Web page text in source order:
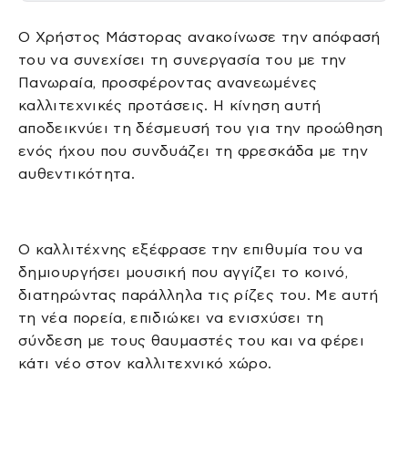
Ο Χρήστος Μάστορας ανακοίνωσε την απόφασή
του να συνεχίσει τη συνεργασία του με την
Πανωραία, προσφέροντας ανανεωμένες
καλλιτεχνικές προτάσεις. Η κίνηση αυτή
αποδεικνύει τη δέσμευσή του για την προώθηση
ενός ήχου που συνδυάζει τη φρεσκάδα με την
αυθεντικότητα.
Ο καλλιτέχνης εξέφρασε την επιθυμία του να
δημιουργήσει μουσική που αγγίζει το κοινό,
διατηρώντας παράλληλα τις ρίζες του. Με αυτή
τη νέα πορεία, επιδιώκει να ενισχύσει τη
σύνδεση με τους θαυμαστές του και να φέρει
κάτι νέο στον καλλιτεχνικό χώρο.